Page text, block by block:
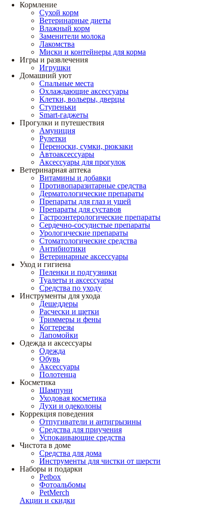
Кормление
Сухой корм
Ветеринарные диеты
Влажный корм
Заменители молока
Лакомства
Миски и контейнеры для корма
Игры и развлечения
Игрушки
Домашний уют
Спальные места
Охлаждающие аксессуары
Клетки, вольеры, дверцы
Ступеньки
Smart-гаджеты
Прогулки и путешествия
Амуниция
Рулетки
Переноски, сумки, рюкзаки
Автоаксессуары
Аксессуары для прогулок
Ветеринарная аптека
Витамины и добавки
Противопаразитарные средства
Дерматологические препараты
Препараты для глаз и ушей
Препараты для суставов
Гастроэнтерологические препараты
Сердечно-сосудистые препараты
Урологические препараты
Стоматологические средства
Антибиотики
Ветеринарные аксессуары
Уход и гигиена
Пеленки и подгузники
Туалеты и аксессуары
Средства по уходу
Инструменты для ухода
Дешеддеры
Расчески и щетки
Триммеры и фены
Когтерезы
Лапомойки
Одежда и аксессуары
Одежда
Обувь
Аксессуары
Полотенца
Косметика
Шампуни
Уходовая косметика
Духи и одеколоны
Коррекция поведения
Отпугиватели и антигрызины
Средства для приучения
Успокаивающие средства
Чистота в доме
Средства для дома
Инструменты для чистки от шерсти
Наборы и подарки
Petbox
Фотоальбомы
PetMerch
Акции и скидки